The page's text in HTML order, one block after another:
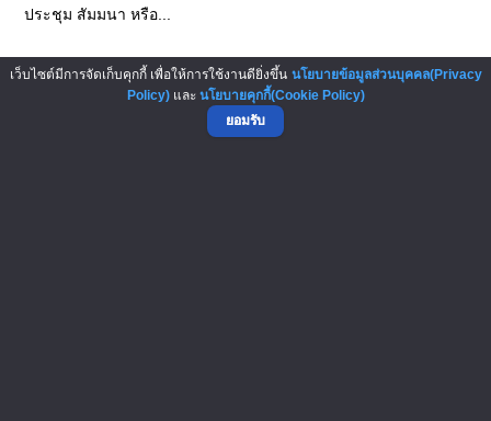
ประชุม สัมมนา หรือ...
เว็บไซต์มีการจัดเก็บคุกกี้ เพื่อให้การใช้งานดียิ่งขึ้น นโยบายข้อมูลส่วนบุคคล(Privacy
Policy)และ นโยบายคุกกี้(Cookie Policy)
ยอมรับ